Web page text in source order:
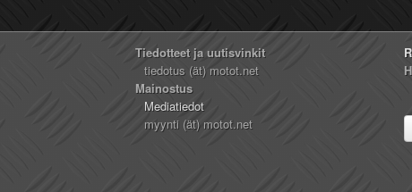
Tiedotteet ja uutisvinkit
tiedotus (ät) motot.net
Mainostus
Mediatiedot
myynti (ät) motot.net